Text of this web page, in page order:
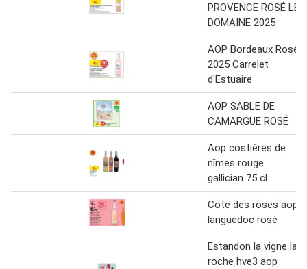
PROVENCE ROSÉ LE
DOMAINE 2025
AOP Bordeaux Rosé
2025 Carrelet
d'Estuaire
AOP SABLE DE
CAMARGUE ROSÉ
Aop costières de
nîmes rouge
gallician 75 cl
Cote des roses aop
languedoc rosé
Estandon la vigne la
roche hve3 aop